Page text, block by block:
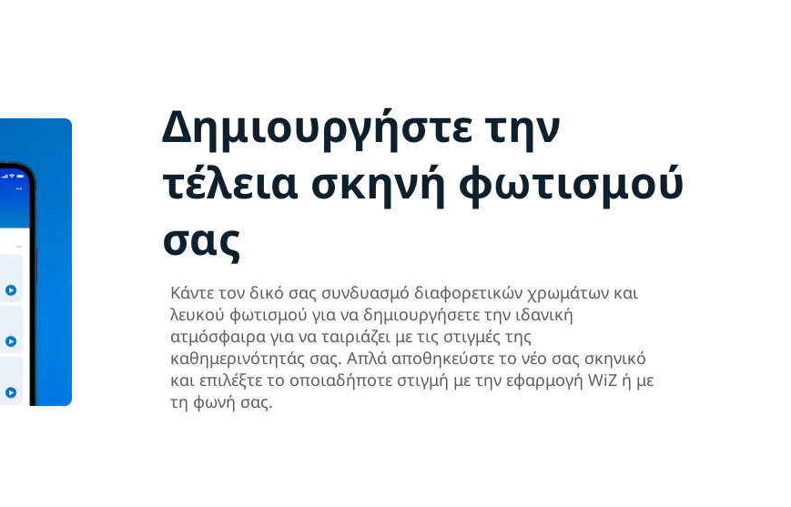
Δημιουργήστε την
τέλεια σκηνή φωτισμού
σας
Κάντε τον δικό σας συνδυασμό διαφορετικών χρωμάτων και
λευκού φωτισμού για να δημιουργήσετε την ιδανική
ατμόσφαιρα για να ταιριάζει με τις στιγμές της
καθημερινότητάς σας. Απλά αποθηκεύστε το νέο σας σκηνικό
και επιλέξτε το οποιαδήποτε στιγμή με την εφαρμογή WiZ ή με
τη φωνή σας.